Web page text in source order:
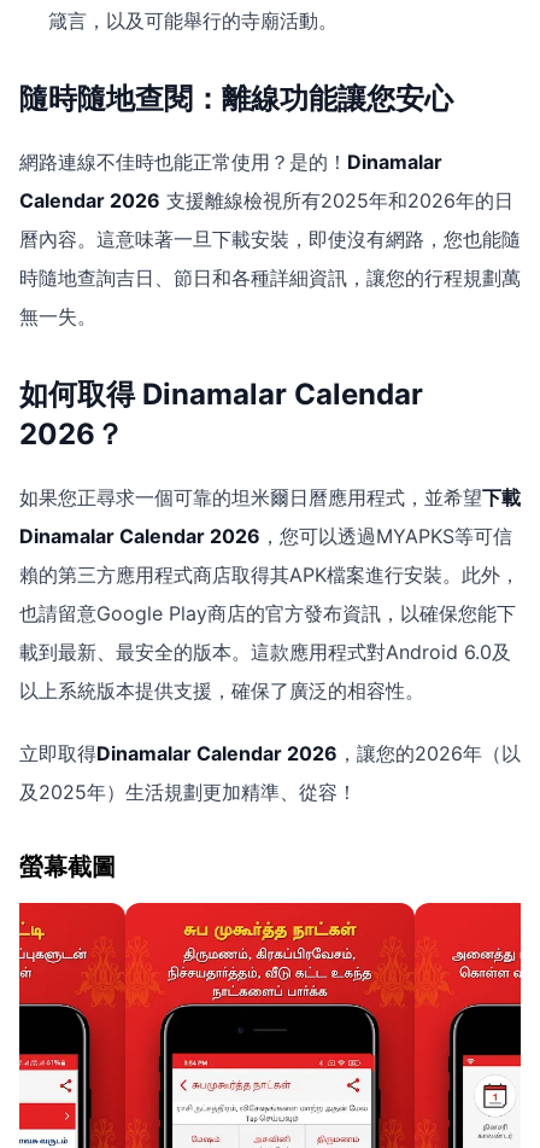
箴言，以及可能舉行的寺廟活動。
隨時隨地查閱：離線功能讓您安心
網路連線不佳時也能正常使用？是的！ Dinamalar
Calendar 2026 支援離線檢視所有2025年和2026年的日
曆內容。這意味著一旦下載安裝，即使沒有網路，您也能隨
時隨地查詢吉日、節日和各種詳細資訊，讓您的行程規劃萬
無一失。
如何取得 Dinamalar Calendar
2026？
如果您正尋求一個可靠的坦米爾日曆應用程式，並希望下載
Dinamalar Calendar 2026 ，您可以透過MYAPKS等可信
賴的第三方應用程式商店取得其APK檔案進行安裝。此外，
也請留意Google Play商店的官方發布資訊，以確保您能下
載到最新、最安全的版本。這款應用程式對Android 6.0及
以上系統版本提供支援，確保了廣泛的相容性。
立即取得Dinamalar Calendar 2026 ，讓您的2026年（以
及2025年）生活規劃更加精準、從容！
螢幕截圖